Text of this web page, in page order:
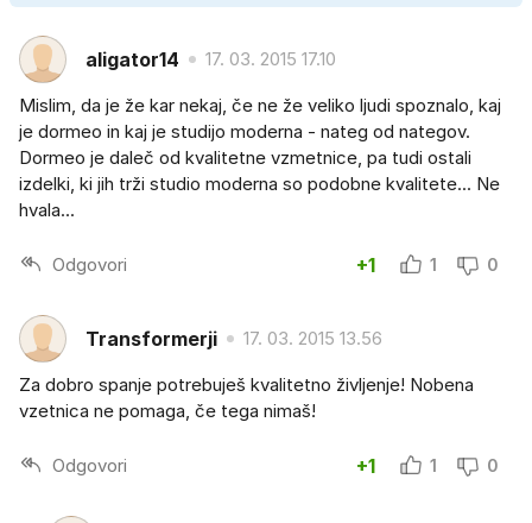
aligator14 17. 03. 2015 17.10
Mislim, da je že kar nekaj, če ne že veliko ljudi spoznalo, kaj
je dormeo in kaj je studijo moderna - nateg od nategov.
Dormeo je daleč od kvalitetne vzmetnice, pa tudi ostali
izdelki, ki jih trži studio moderna so podobne kvalitete... Ne
hvala...
Odgovori +1 1 0
Transformerji 17. 03. 2015 13.56
Za dobro spanje potrebuješ kvalitetno življenje! Nobena
vzetnica ne pomaga, če tega nimaš!
Odgovori +1 1 0